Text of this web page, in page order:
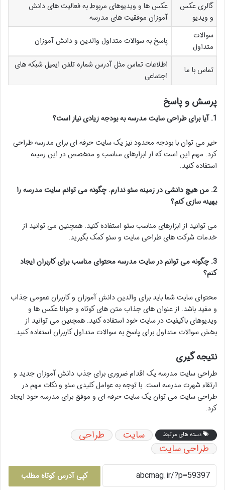
گالری عکس
و ویدیو
عکس ها و ویدیوهای مربوط به فعالیت های دانش
آموزان موفقیت های مدرسه
سوالات
متداول
پاسخ به سوالات متداول والدین و دانش آموزان
تماس با ما
اطلاعات تماس مثل آدرس شماره تلفن ایمیل شبکه های
اجتماعی
پرسش و پاسخ
1. آیا برای طراحی سایت مدرسه به بودجه زیادی نیاز است؟
خیر می توان با بودجه محدود نیز یک سایت حرفه ای برای مدرسه طراحی
کرد. مهم این است که از ابزارهای مناسب و متخصص در این زمینه
استفاده کنید.
2. من هیچ دانشی در زمینه سئو ندارم. چگونه می توانم سایت مدرسه را
بهینه سازی کنم؟
می توانید از ابزارهای مناسب سئو استفاده کنید. همچنین می توانید از
خدمات شرکت های طراحی سایت و سئو کمک بگیرید.
3. چگونه می توانم در سایت مدرسه محتوای مناسب برای کاربران ایجاد
کنم؟
محتوای سایت شما باید برای والدین دانش آموزان و کاربران عمومی جذاب
و مفید باشد. از عنوان های جذاب متن های کوتاه و خوانا عکس ها و
ویدیوهای باکیفیت در سایت خود استفاده کنید. همچنین می توانید از
بخش سوالات متداول برای پاسخ به سوالات متداول کاربران استفاده کنید.
نتیجه گیری
طراحی سایت مدرسه یک اقدام ضروری برای جذب دانش آموزان جدید و
ارتقاء شهرت مدرسه است. با توجه به عوامل کلیدی سئو و نکات مهم در
طراحی سایت می توان یک سایت حرفه ای و موفق برای مدرسه خود ایجاد
کرد.
دسته های مرتبط سایت
طراحی
طراحی سایت
کپی آدرس کوتاه مطلب